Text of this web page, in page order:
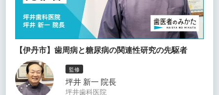
【伊丹市】歯周病と糖尿病の関連性研究の先駆者
監修
坪井 新一 院長
坪井歯科医院